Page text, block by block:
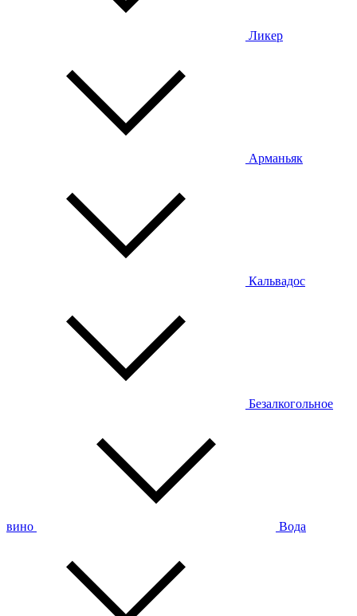
Ликер
Арманьяк
Кальвадос
Безалкогольное
вино Вода